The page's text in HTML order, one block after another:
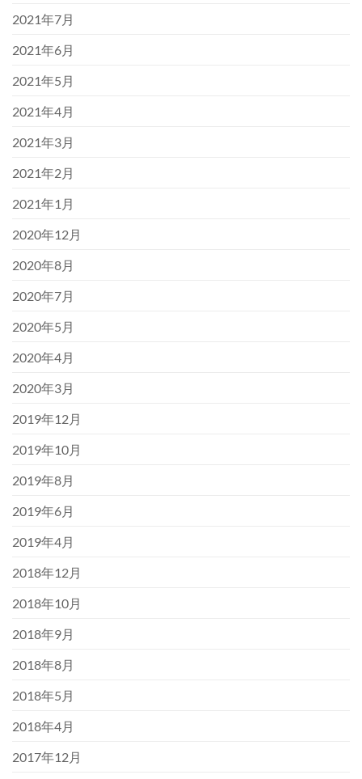
2021年7月
2021年6月
2021年5月
2021年4月
2021年3月
2021年2月
2021年1月
2020年12月
2020年8月
2020年7月
2020年5月
2020年4月
2020年3月
2019年12月
2019年10月
2019年8月
2019年6月
2019年4月
2018年12月
2018年10月
2018年9月
2018年8月
2018年5月
2018年4月
2017年12月